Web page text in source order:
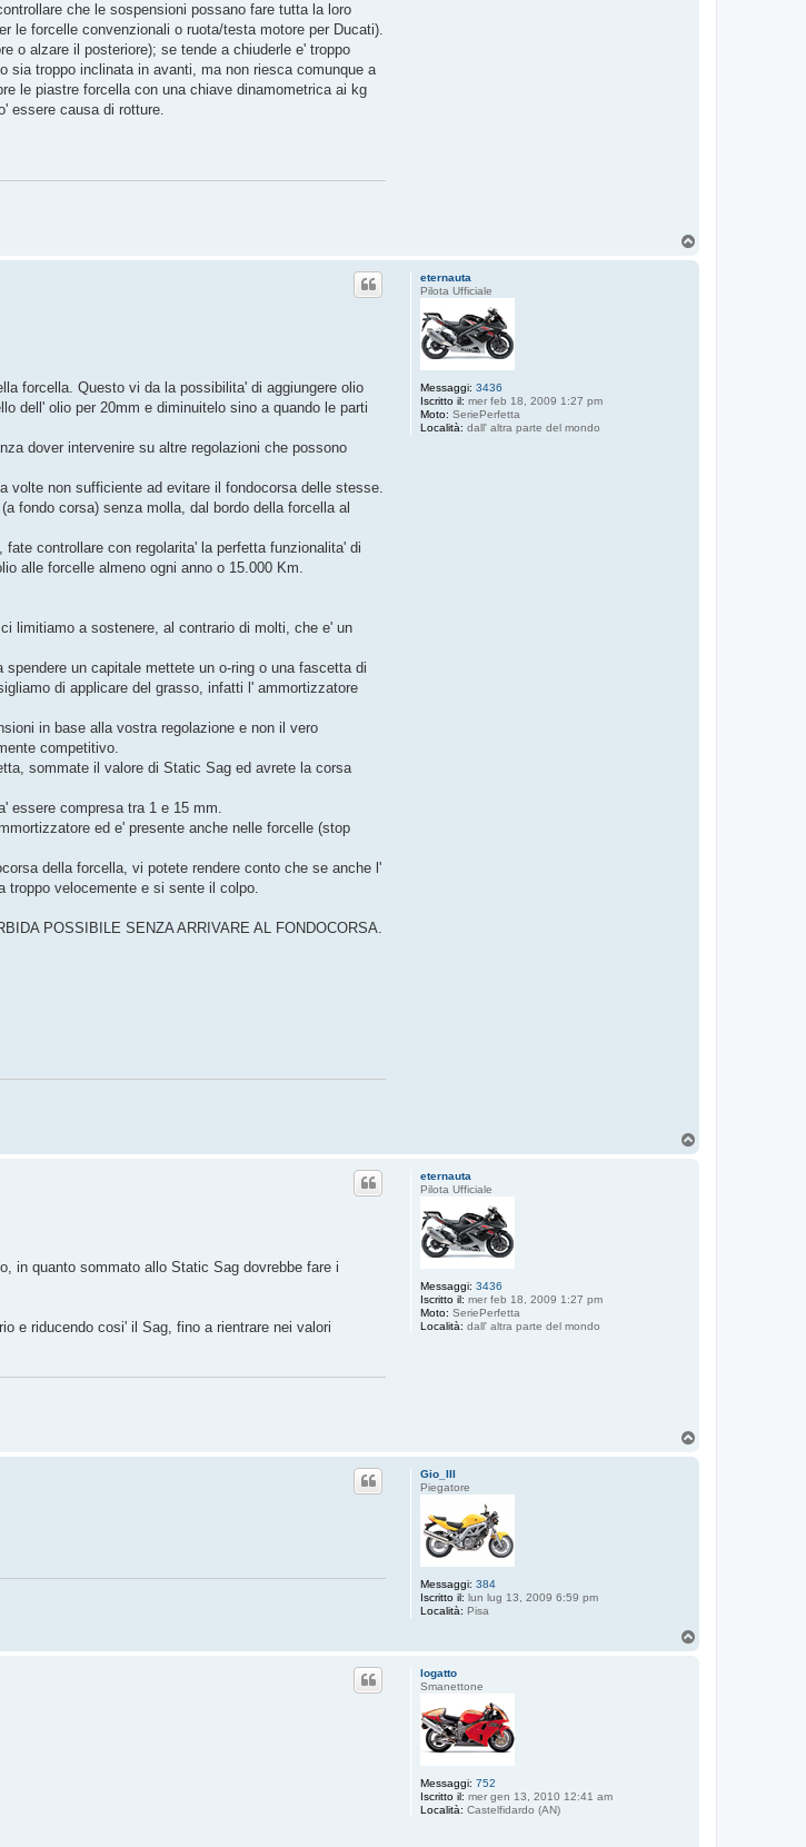
che le sospensioni possano fare tutta la loro
le forcelle convenzionali o ruota/testa motore per Ducati).
o alzare il posteriore); se tende a chiuderle e' troppo
sia troppo inclinata in avanti, ma non riesca comunque a
le piastre forcella con una chiave dinamometrica ai kg
essere causa di rotture.
eternauta
Pilota Ufficiale
Messaggi: 3436
Iscritto il: mer feb 18, 2009 1:27 pm
Moto: SeriePerfetta
Località: dall' altra parte del mondo
forcella. Questo vi da la possibilita' di aggiungere olio
dell' olio per 20mm e diminuitelo sino a quando le parti
dover intervenire su altre regolazioni che possono
volte non sufficiente ad evitare il fondocorsa delle stesse.
fondo corsa) senza molla, dal bordo della forcella al
controllare con regolarita' la perfetta funzionalita' di
alle forcelle almeno ogni anno o 15.000 Km.
limitiamo a sostenere, al contrario di molti, che e' un
un capitale mettete un o-ring o una fascetta di
di applicare del grasso, infatti l' ammortizzatore
in base alla vostra regolazione e non il vero
competitivo.
sommate il valore di Static Sag ed avrete la corsa
essere compresa tra 1 e 15 mm.
ed e' presente anche nelle forcelle (stop
della forcella, vi potete rendere conto che se anche l'
troppo velocemente e si sente il colpo.
POSSIBILE SENZA ARRIVARE AL FONDOCORSA.
eternauta
Pilota Ufficiale
Messaggi: 3436
Iscritto il: mer feb 18, 2009 1:27 pm
Moto: SeriePerfetta
Località: dall' altra parte del mondo
in quanto sommato allo Static Sag dovrebbe fare i
e riducendo cosi' il Sag, fino a rientrare nei valori
Gio_III
Piegatore
Messaggi: 384
Iscritto il: lun lug 13, 2009 6:59 pm
Località: Pisa
logatto
Smanettone
Messaggi: 752
Iscritto il: mer gen 13, 2010 12:41 am
Località: Castelfidardo (AN)